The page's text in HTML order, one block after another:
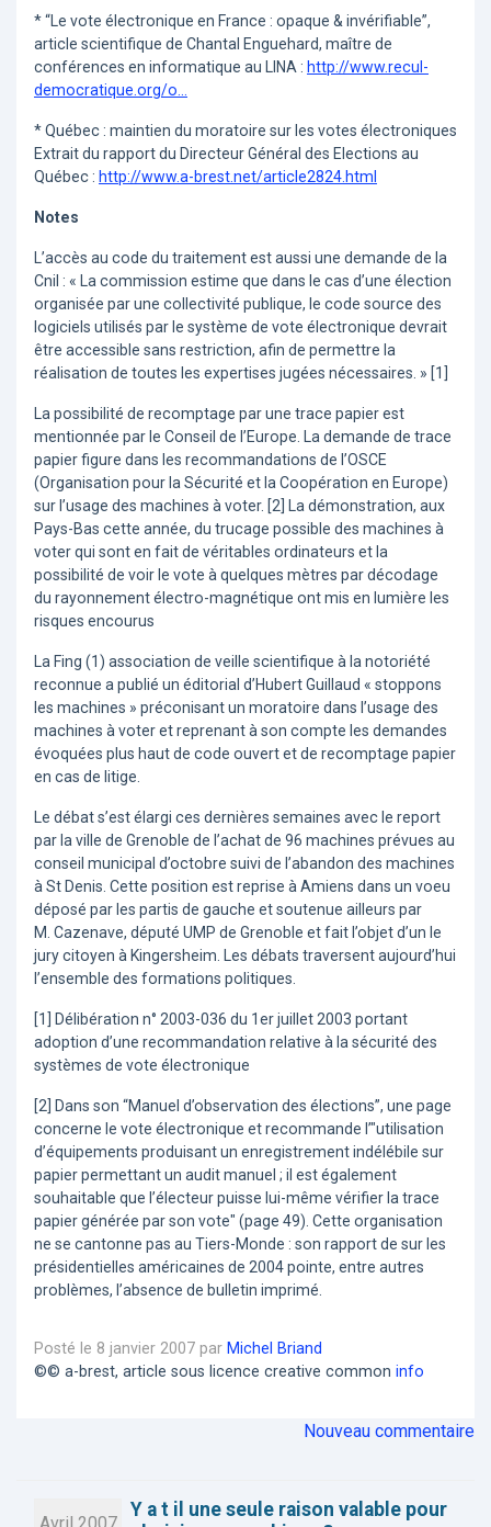
* “Le vote électronique en France : opaque & invérifiable”,
article scientifique de Chantal Enguehard, maître de
conférences en informatique au LINA : http://www.recul-
democratique.org/o...
* Québec : maintien du moratoire sur les votes électroniques
Extrait du rapport du Directeur Général des Elections au
Québec : http://www.a-brest.net/article2824.html
Notes
L’accès au code du traitement est aussi une demande de la
Cnil : « La commission estime que dans le cas d’une élection
organisée par une collectivité publique, le code source des
logiciels utilisés par le système de vote électronique devrait
être accessible sans restriction, afin de permettre la
réalisation de toutes les expertises jugées nécessaires. » [1]
La possibilité de recomptage par une trace papier est
mentionnée par le Conseil de l’Europe. La demande de trace
papier figure dans les recommandations de l’OSCE
(Organisation pour la Sécurité et la Coopération en Europe)
sur l’usage des machines à voter. [2] La démonstration, aux
Pays-Bas cette année, du trucage possible des machines à
voter qui sont en fait de véritables ordinateurs et la
possibilité de voir le vote à quelques mètres par décodage
du rayonnement électro-magnétique ont mis en lumière les
risques encourus
La Fing (1) association de veille scientifique à la notoriété
reconnue a publié un éditorial d’Hubert Guillaud « stoppons
les machines » préconisant un moratoire dans l’usage des
machines à voter et reprenant à son compte les demandes
évoquées plus haut de code ouvert et de recomptage papier
en cas de litige.
Le débat s’est élargi ces dernières semaines avec le report
par la ville de Grenoble de l’achat de 96 machines prévues au
conseil municipal d’octobre suivi de l’abandon des machines
à St Denis. Cette position est reprise à Amiens dans un voeu
déposé par les partis de gauche et soutenue ailleurs par
M. Cazenave, député UMP de Grenoble et fait l’objet d’un le
jury citoyen à Kingersheim. Les débats traversent aujourd’hui
l’ensemble des formations politiques.
[1] Délibération n° 2003-036 du 1er juillet 2003 portant
adoption d’une recommandation relative à la sécurité des
systèmes de vote électronique
[2] Dans son “Manuel d’observation des élections”, une page
concerne le vote électronique et recommande l’"utilisation
d’équipements produisant un enregistrement indélébile sur
papier permettant un audit manuel ; il est également
souhaitable que l’électeur puisse lui-même vérifier la trace
papier générée par son vote" (page 49). Cette organisation
ne se cantonne pas au Tiers-Monde : son rapport de sur les
présidentielles américaines de 2004 pointe, entre autres
problèmes, l’absence de bulletin imprimé.
Posté le 8 janvier 2007 par Michel Briand
©© a-brest, article sous licence creative common info
Nouveau commentaire
Y a t il une seule raison valable pour